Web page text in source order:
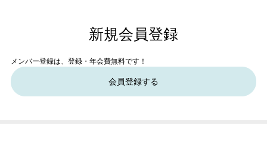
新規会員登録
メンバー登録は、登録・年会費無料です！
会員登録する